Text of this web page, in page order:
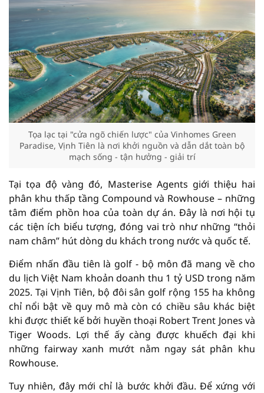
Tọa lạc tại "cửa ngõ chiến lược" của Vinhomes Green
Paradise, Vịnh Tiên là nơi khởi nguồn và dẫn dắt toàn bộ
mạch sống - tận hưởng - giải trí
Tại tọa độ vàng đó, Masterise Agents giới thiệu hai
phân khu thấp tầng Compound và Rowhouse – những
tâm điểm phồn hoa của toàn dự án. Đây là nơi hội tụ
các tiện ích biểu tượng, đóng vai trò như những “thỏi
nam châm” hút dòng du khách trong nước và quốc tế.
Điểm nhấn đầu tiên là golf - bộ môn đã mang về cho
du lịch Việt Nam khoản doanh thu 1 tỷ USD trong năm
2025. Tại Vịnh Tiên, bộ đôi sân golf rộng 155 ha không
chỉ nổi bật về quy mô mà còn có chiều sâu khác biệt
khi được thiết kế bởi huyền thoại Robert Trent Jones và
Tiger Woods. Lợi thế ấy càng được khuếch đại khi
những fairway xanh mướt nằm ngay sát phân khu
Rowhouse.
Tuy nhiên, đây mới chỉ là bước khởi đầu. Để xứng với